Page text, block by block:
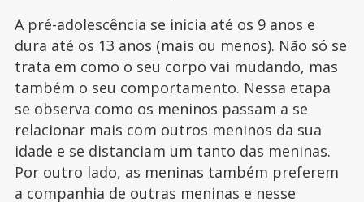
A pré-adolescência se inicia até os 9 anos e
dura até os 13 anos (mais ou menos). Não só se
trata em como o seu corpo vai mudando, mas
também o seu comportamento. Nessa etapa
se observa como os meninos passam a se
relacionar mais com outros meninos da sua
idade e se distanciam um tanto das meninas.
Por outro lado, as meninas também preferem
a companhia de outras meninas e nesse